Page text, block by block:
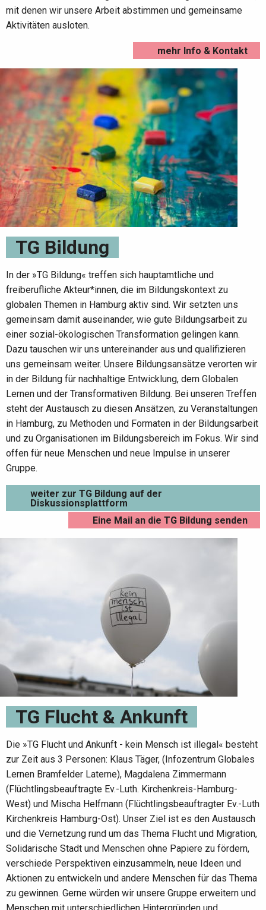
mit denen wir unsere Arbeit abstimmen und gemeinsame
Aktivitäten ausloten.
mehr Info & Kontakt
TG Bildung
In der »TG Bildung« treffen sich hauptamtliche und
freiberufliche Akteur*innen, die im Bildungskontext zu
globalen Themen in Hamburg aktiv sind. Wir setzten uns
gemeinsam damit auseinander, wie gute Bildungsarbeit zu
einer sozial-ökologischen Transformation gelingen kann.
Dazu tauschen wir uns untereinander aus und qualifizieren
uns gemeinsam weiter. Unsere Bildungsansätze verorten wir
in der Bildung für nachhaltige Entwicklung, dem Globalen
Lernen und der Transformativen Bildung. Bei unseren Treffen
steht der Austausch zu diesen Ansätzen, zu Veranstaltungen
in Hamburg, zu Methoden und Formaten in der Bildungsarbeit
und zu Organisationen im Bildungsbereich im Fokus. Wir sind
offen für neue Menschen und neue Impulse in unserer
Gruppe.
weiter zur TG Bildung auf der
Diskussionsplattform
Eine Mail an die TG Bildung senden
TG Flucht & Ankunft
Die »TG Flucht und Ankunft - kein Mensch ist illegal« besteht
zur Zeit aus 3 Personen: Klaus Täger, (Infozentrum Globales
Lernen Bramfelder Laterne), Magdalena Zimmermann
(Flüchtlingsbeauftragte Ev.-Luth. Kirchenkreis-Hamburg-
West) und Mischa Helfmann (Flüchtlingsbeauftragter Ev.-Luth
Kirchenkreis Hamburg-Ost). Unser Ziel ist es den Austausch
und die Vernetzung rund um das Thema Flucht und Migration,
Solidarische Stadt und Menschen ohne Papiere zu fördern,
verschiede Perspektiven einzusammeln, neue Ideen und
Aktionen zu entwickeln und andere Menschen für das Thema
zu gewinnen. Gerne würden wir unsere Gruppe erweitern und
Menschen mit unterschiedlichen Hintergründen und